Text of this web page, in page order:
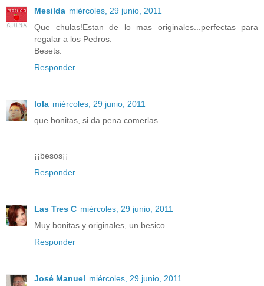
Mesilda miércoles, 29 junio, 2011
Que chulas!Estan de lo mas originales...perfectas para
regalar a los Pedros.
Besets.
Responder
lola miércoles, 29 junio, 2011
que bonitas, si da pena comerlas
¡¡besos¡¡
Responder
Las Tres C miércoles, 29 junio, 2011
Muy bonitas y originales, un besico.
Responder
José Manuel miércoles, 29 junio, 2011